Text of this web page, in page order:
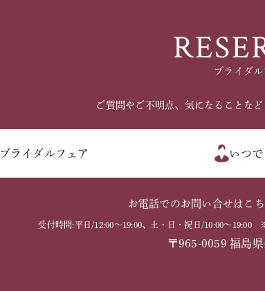
ブライダ
ご質問やご不明点、気になることな
ブライダルフェア いつ
お電話でのお問い合せはこ
受付時間:平日/12:00～19:00、土・日・祝日/10:00～19:00
〒965-0059 福島